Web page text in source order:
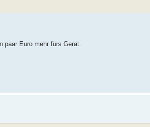
Euro mehr fürs Gerät.